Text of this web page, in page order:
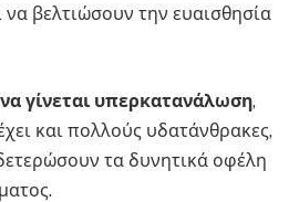
να βελτιώσουν την ευαισθησία
γίνεται υπερκατανάλωση,
και πολλούς υδατάνθρακες,
τα δυνητικά οφέλη